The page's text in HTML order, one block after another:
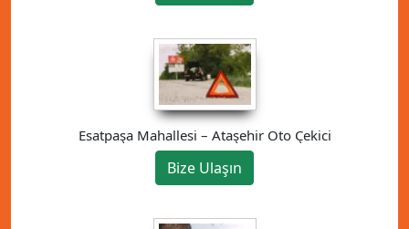
Esatpaşa Mahallesi – Ataşehir Oto Çekici
Bize Ulaşın